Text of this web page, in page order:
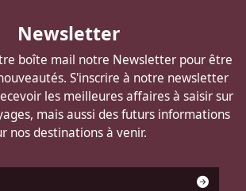
Newsletter
boîte mail notre Newsletter pour être
S'inscrire à notre newsletter
les meilleures affaires à saisir sur
mais aussi des futurs informations
nos destinations à venir.